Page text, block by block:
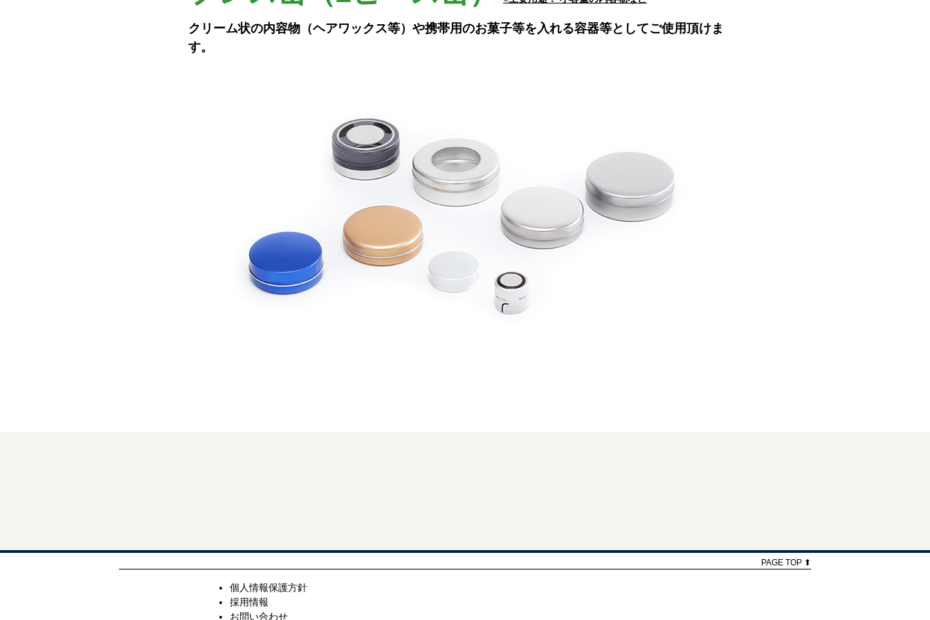
クリーム状の内容物（ヘアワックス等）や携帯用のお菓子等を入れる容器等としてご使用頂けま
す。
PAGE TOP ⬆
個人情報保護方針
採用情報
お問い合わせ